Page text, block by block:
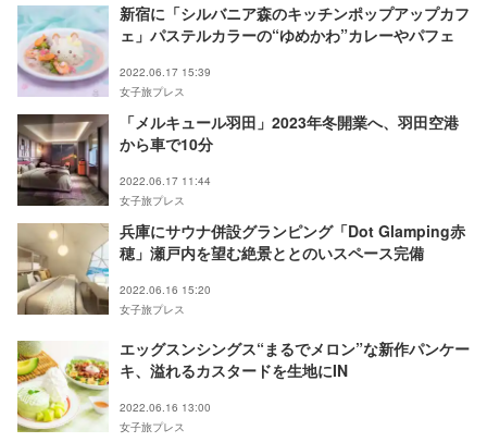
新宿に「シルバニア森のキッチンポップアップカフ
ェ」パステルカラーの“ゆめかわ”カレーやパフェ
2022.06.17 15:39
女子旅プレス
「メルキュール羽田」2023年冬開業へ、羽田空港
から車で10分
2022.06.17 11:44
女子旅プレス
兵庫にサウナ併設グランピング「Dot Glamping赤
穂」瀬戸内を望む絶景ととのいスペース完備
2022.06.16 15:20
女子旅プレス
エッグスンシングス“まるでメロン”な新作パンケー
キ、溢れるカスタードを生地にIN
2022.06.16 13:00
女子旅プレス